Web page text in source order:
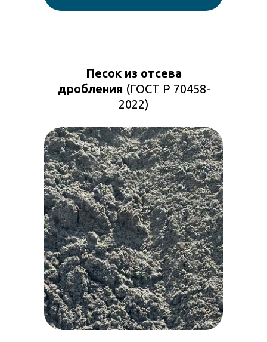
Песок из отсева
дробления (ГОСТ Р 70458-
2022)